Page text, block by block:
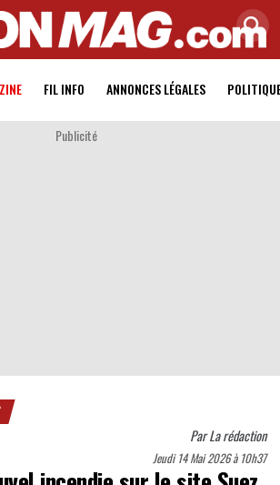
FIL INFO ANNONCES LÉGALES
Publicité
ParLa rédaction
Jeudi 14 Mai 2026 à 10h37